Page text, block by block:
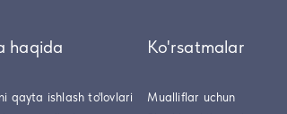
haqida
qayta ishlash to'lovlari
Ko'rsatmalar
Mualliflar uchun